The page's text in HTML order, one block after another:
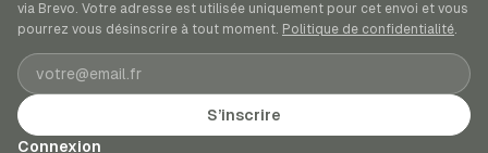
via Brevo. Votre adresse est utilisée uniquement pour cet envoi et vous
pourrez vous désinscrire à tout moment. Politique de confidentialité.
Adresse e-mail
S’inscrire
Connexion